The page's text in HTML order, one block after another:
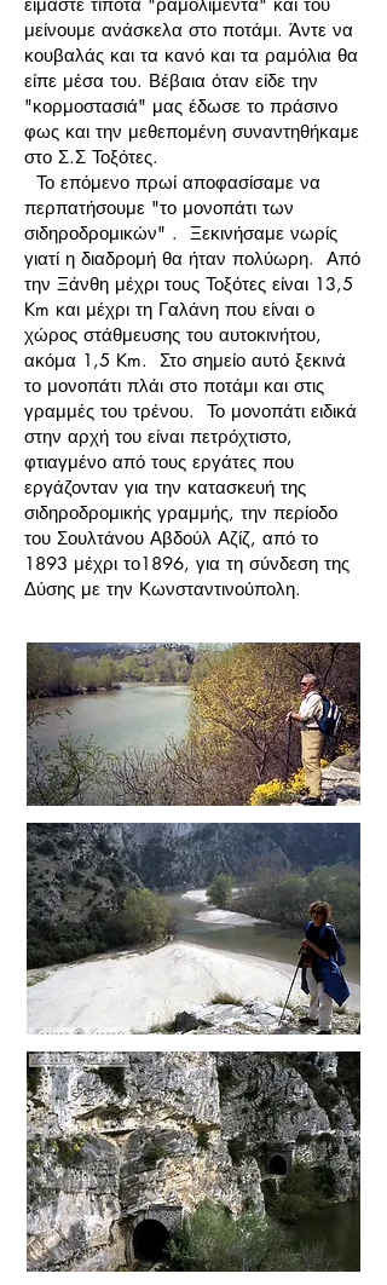
μείνουμε ανάσκελα στο ποτάμι. Άντε να
κουβαλάς και τα κανό και τα ραμόλια θα
είπε μέσα του. Βέβαια όταν είδε την
"κορμοστασιά" μας έδωσε το πράσινο
φως και την μεθεπομένη συναντηθήκαμε
στο Σ.Σ Τοξότες.
Το επόμενο πρωί αποφασίσαμε να
περπατήσουμε "το μονοπάτι των
σιδηροδρομικών" . Ξεκινήσαμε νωρίς
γιατί η διαδρομή θα ήταν πολύωρη. Από
την Ξάνθη μέχρι τους Τοξότες είναι 13,5
Km και μέχρι τη Γαλάνη που είναι ο
χώρος στάθμευσης του αυτοκινήτου,
ακόμα 1,5 Km. Στο σημείο αυτό ξεκινά
το μονοπάτι πλάι στο ποτάμι και στις
γραμμές του τρένου. Το μονοπάτι ειδικά
στην αρχή του είναι πετρόχτιστο,
φτιαγμένο από τους εργάτες που
εργάζονταν για την κατασκευή της
σιδηροδρομικής γραμμής, την περίοδο
του Σουλτάνου Αβδούλ Αζίζ, από το
1893 μέχρι το1896, για τη σύνδεση της
Δύσης με την Κωνσταντινούπολη.